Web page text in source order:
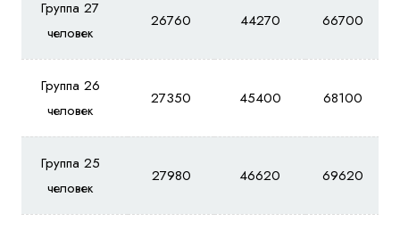
Группа 27
человек
26760 44270 66700
Группа 26
человек
27350 45400 68100
Группа 25
человек
27980 46620 69620